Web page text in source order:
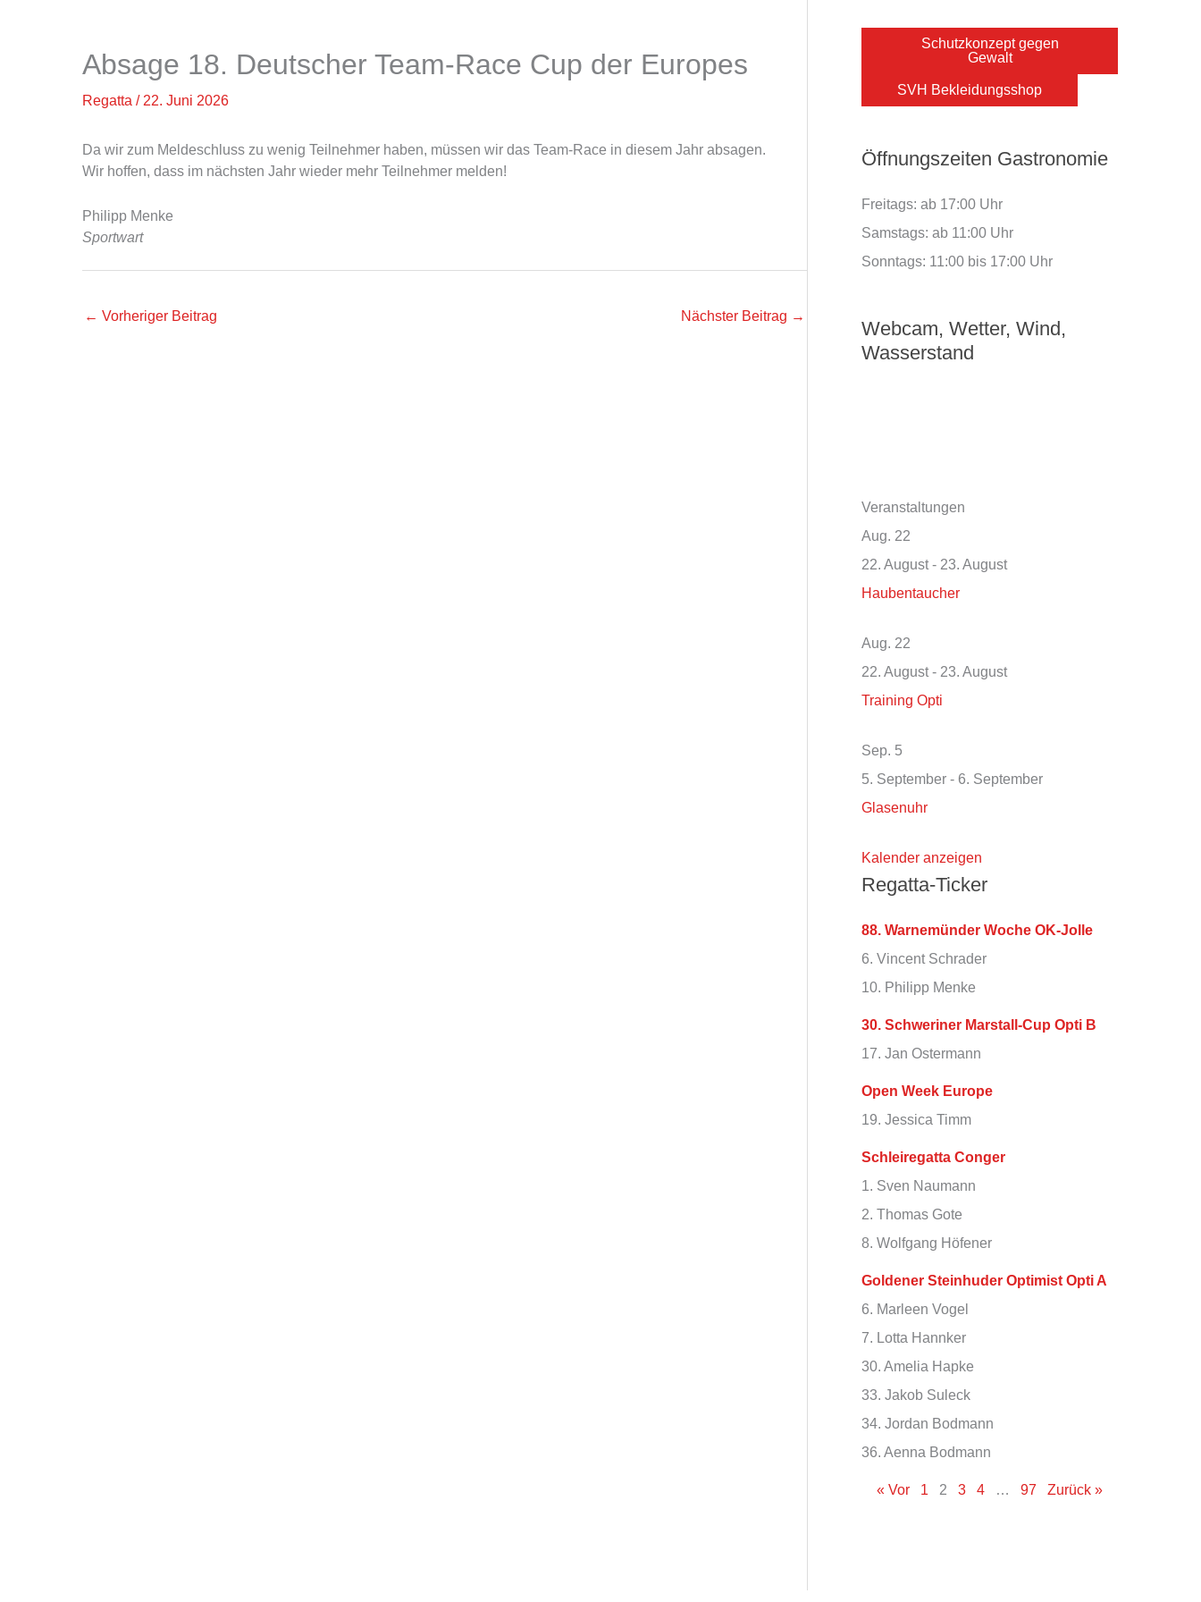
Absage 18. Deutscher Team-Race Cup der Europes
Regatta / 22. Juni 2026
Da wir zum Meldeschluss zu wenig Teilnehmer haben, müssen wir das Team-Race in diesem Jahr absagen.
Wir hoffen, dass im nächsten Jahr wieder mehr Teilnehmer melden!
Philipp Menke
Sportwart
← Vorheriger Beitrag Nächster Beitrag →
Schutzkonzept gegen
Gewalt
SVH Bekleidungsshop
Öffnungszeiten Gastronomie
Freitags: ab 17:00 Uhr
Samstags: ab 11:00 Uhr
Sonntags: 11:00 bis 17:00 Uhr
Webcam, Wetter, Wind,
Wasserstand
Veranstaltungen
Aug. 22
22. August- 23. August
Haubentaucher
Aug. 22
22. August- 23. August
Training Opti
Sep. 5
5. September - 6. September
Glasenuhr
Kalender anzeigen
Regatta-Ticker
88. Warnemünder Woche OK-Jolle
6. Vincent Schrader
10. Philipp Menke
30. Schweriner Marstall-Cup Opti B
17. Jan Ostermann
Open Week Europe
19. Jessica Timm
Schleiregatta Conger
1. Sven Naumann
2. Thomas Gote
8. Wolfgang Höfener
Goldener Steinhuder Optimist Opti A
6. Marleen Vogel
7. Lotta Hannker
30. Amelia Hapke
33. Jakob Suleck
34. Jordan Bodmann
36. Aenna Bodmann
« Vor 1 2 3 4 … 97 Zurück »